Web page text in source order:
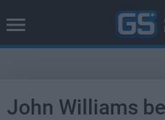
John Williams